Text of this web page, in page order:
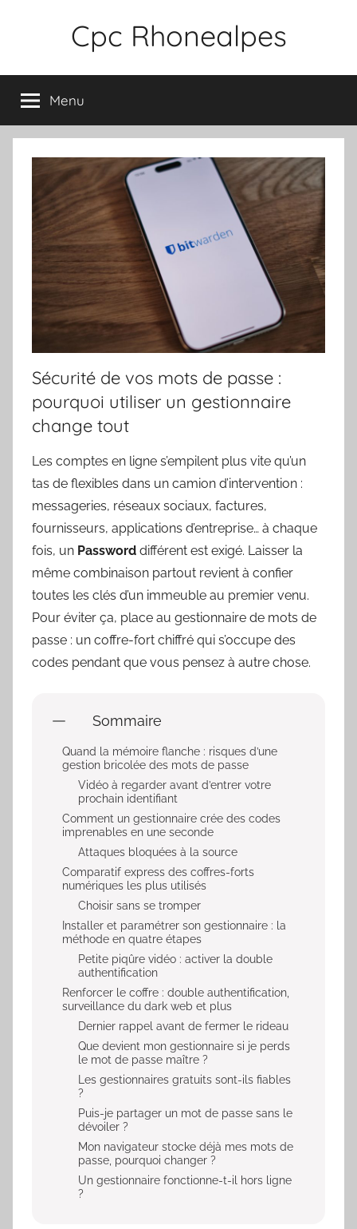
Cpc Rhonealpes
Menu
Sécurité de vos mots de passe :
pourquoi utiliser un gestionnaire
change tout
Les comptes en ligne s’empilent plus vite qu’un
tas de flexibles dans un camion d’intervention :
messageries, réseaux sociaux, factures,
fournisseurs, applications d’entreprise… à chaque
fois, un Password différent est exigé. Laisser la
même combinaison partout revient à confier
toutes les clés d’un immeuble au premier venu.
Pour éviter ça, place au gestionnaire de mots de
passe : un coffre-fort chiffré qui s’occupe des
codes pendant que vous pensez à autre chose.
Sommaire
Quand la mémoire flanche : risques d’une
gestion bricolée des mots de passe
Vidéo à regarder avant d’entrer votre
prochain identifiant
Comment un gestionnaire crée des codes
imprenables en une seconde
Attaques bloquées à la source
Comparatif express des coffres-forts
numériques les plus utilisés
Choisir sans se tromper
Installer et paramétrer son gestionnaire : la
méthode en quatre étapes
Petite piqûre vidéo : activer la double
authentification
Renforcer le coffre : double authentification,
surveillance du dark web et plus
Dernier rappel avant de fermer le rideau
Que devient mon gestionnaire si je perds
le mot de passe maître ?
Les gestionnaires gratuits sont-ils fiables
?
Puis-je partager un mot de passe sans le
dévoiler ?
Mon navigateur stocke déjà mes mots de
passe, pourquoi changer ?
Un gestionnaire fonctionne-t-il hors ligne
?